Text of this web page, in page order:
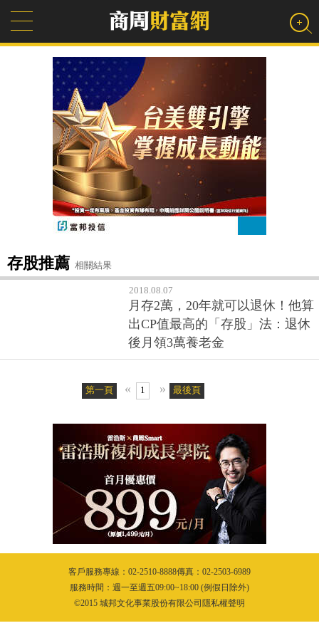
存股推薦 相關結果
2018.08.07
月存2萬，20年就可以退休！他算
出CP值最高的「存股」法：退休
後月領3萬養老金
第一頁 « 1 » 最後頁
客戶服務專線：02-2510-8888傳真：02-2503-6989
服務時間：週一至週五09:00~18:00 (例假日除外)
©2015 城邦文化事業股份有限公司隱私權聲明